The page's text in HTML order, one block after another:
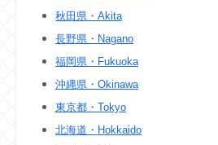
秋田県・Akita
長野県・Nagano
福岡県・Fukuoka
沖縄県・Okinawa
東京都・Tokyo
北海道・Hokkaido